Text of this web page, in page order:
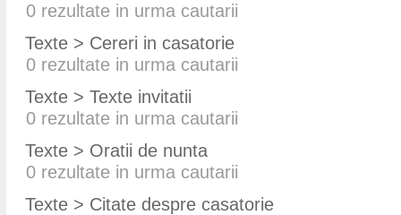
0 rezultate in urma cautarii
Texte > Cereri in casatorie
0 rezultate in urma cautarii
Texte > Texte invitatii
0 rezultate in urma cautarii
Texte > Oratii de nunta
0 rezultate in urma cautarii
Texte > Citate despre casatorie